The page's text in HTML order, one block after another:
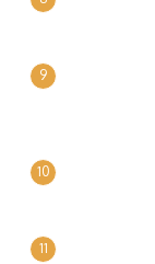
9
10
11